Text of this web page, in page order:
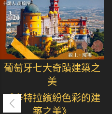
葡萄牙七大奇蹟建築之
美
《辛特拉繽紛色彩的建
築之美》